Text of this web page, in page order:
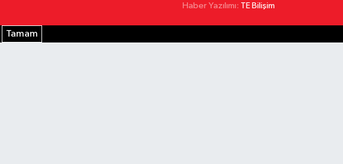
Haber Yazılımı: TE Bilişim
Tamam